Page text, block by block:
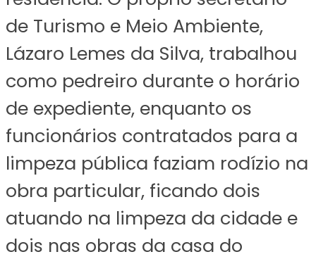
de Turismo e Meio Ambiente,
Lázaro Lemes da Silva, trabalhou
como pedreiro durante o horário
de expediente, enquanto os
funcionários contratados para a
limpeza pública faziam rodízio na
obra particular, ficando dois
atuando na limpeza da cidade e
dois nas obras da casa do